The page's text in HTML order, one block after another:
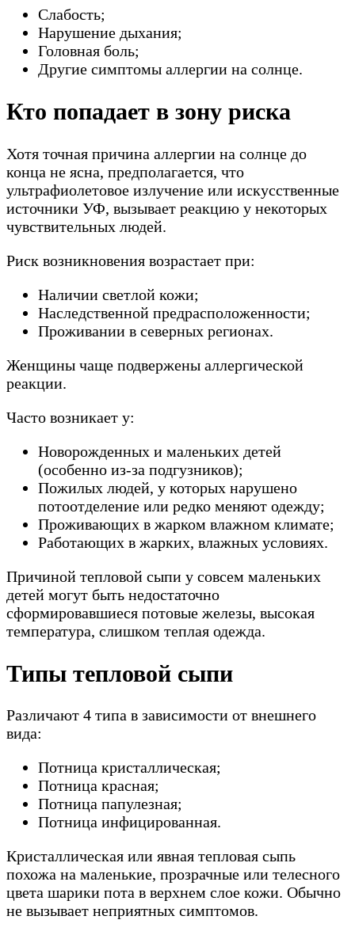
Слабость;
Нарушение дыхания;
Головная боль;
Другие симптомы аллергии на солнце.
Кто попадает в зону риска
Хотя точная причина аллергии на солнце до
конца не ясна, предполагается, что
ультрафиолетовое излучение или искусственные
источники УФ, вызывает реакцию у некоторых
чувствительных людей.
Риск возникновения возрастает при:
Наличии светлой кожи;
Наследственной предрасположенности;
Проживании в северных регионах.
Женщины чаще подвержены аллергической
реакции.
Часто возникает у:
Новорожденных и маленьких детей
(особенно из-за подгузников);
Пожилых людей, у которых нарушено
потоотделение или редко меняют одежду;
Проживающих в жарком влажном климате;
Работающих в жарких, влажных условиях.
Причиной тепловой сыпи у совсем маленьких
детей могут быть недостаточно
сформировавшиеся потовые железы, высокая
температура, слишком теплая одежда.
Типы тепловой сыпи
Различают 4 типа в зависимости от внешнего
вида:
Потница кристаллическая;
Потница красная;
Потница папулезная;
Потница инфицированная.
Кристаллическая или явная тепловая сыпь
похожа на маленькие, прозрачные или телесного
цвета шарики пота в верхнем слое кожи. Обычно
не вызывает неприятных симптомов.